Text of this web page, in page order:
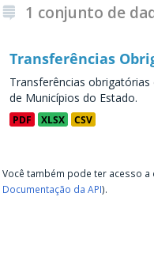
1 conjunto de
Transferências
Transferências
de Municípios do Estado.
PDF XLSX CSV
Você também pode ter acesso
Documentação da API).